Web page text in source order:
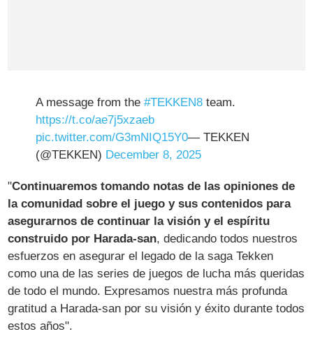
A message from the#TEKKEN8 team.
https://t.co/ae7j5xzaeb
pic.twitter.com/G3mNIQ15Y0— TEKKEN
(@TEKKEN) December 8, 2025
"Continuaremos tomando notas de las opiniones de
la comunidad sobre el juego y sus contenidos para
asegurarnos de continuar la visión y el espíritu
construido por Harada-san, dedicando todos nuestros
esfuerzos en asegurar el legado de la saga Tekken
como una de las series de juegos de lucha más queridas
de todo el mundo. Expresamos nuestra más profunda
gratitud a Harada-san por su visión y éxito durante todos
estos años".